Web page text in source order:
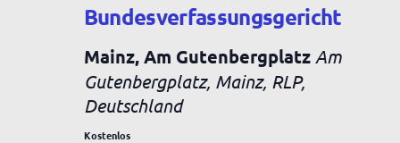
Bundesverfassungsgericht
Mainz, Am Gutenbergplatz Am
Gutenbergplatz, Mainz, RLP,
Deutschland
Kostenlos